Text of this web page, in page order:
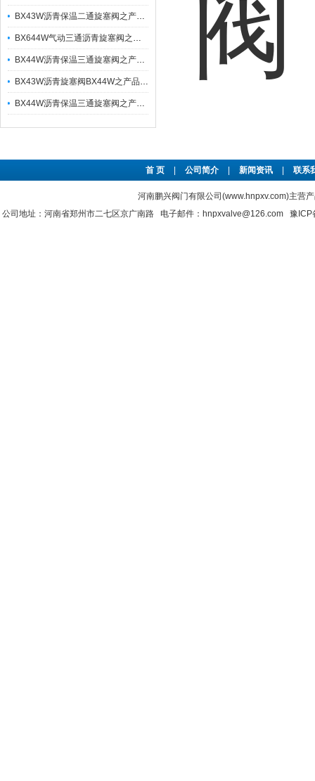
BX43W沥青保温二通旋塞阀之产品特点与原理
BX644W气动三通沥青旋塞阀之产品特点与工作原理应用
BX44W沥青保温三通旋塞阀之产品主要特点与连接尺寸
BX43W沥青旋塞阀BX44W之产品优特点与参数分享
BX44W沥青保温三通旋塞阀之产品主要特点与技术参数
首 页 公司简介 新闻资讯 联系
河南鹏兴阀门有限公司(www.hnpxv.com)主营
公司地址：河南省郑州市二七区京广南路 电子邮件：hnpxvalve@126.com 豫ICP